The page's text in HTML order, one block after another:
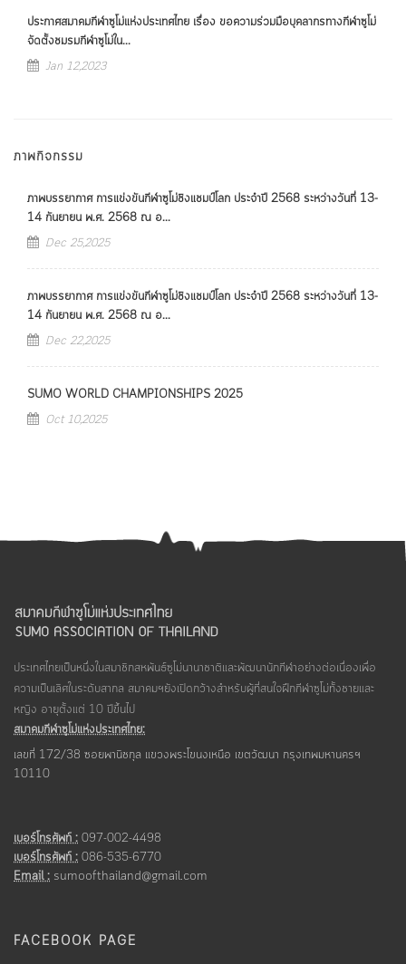
ประกาศสมาคมกีฬาซูโม่แห่งประเทศไทย เรื่อง ขอความร่วมมือบุคลากรทางกีฬาซูโม่
จัดตั้งชมรมกีฬาซูโม่ใน...
Jan 12,2023
ภาพกิจกรรม
ภาพบรรยากาศ การแข่งขันกีฬาซูโม่ชิงแชมป์โลก ประจำปี 2568 ระหว่างวันที่ 13-
14 กันยายน พ.ศ. 2568 ณ อ...
Dec 25,2025
ภาพบรรยากาศ การแข่งขันกีฬาซูโม่ชิงแชมป์โลก ประจำปี 2568 ระหว่างวันที่ 13-
14 กันยายน พ.ศ. 2568 ณ อ...
Dec 22,2025
SUMO WORLD CHAMPIONSHIPS 2025
Oct 10,2025
ประเทศไทยเป็นหนึ่งในสมาชิกสหพันธ์ซูโม่นานาชาติและพัฒนานักกีฬาอย่างต่อเนื่องเพื่อ
ความเป็นเลิศในระดับสากล สมาคมฯยังเปิดกว้างสำหรับผู้ที่สนใจฝึกกีฬาซูโม่ทั้งชายและ
หญิง อายุตั้งแต่ 10 ปีขึ้นไป
สมาคมกีฬาซูโม่แห่งประเทศไทย:
เลขที่ 172/38 ซอยพานิชกุล แขวงพระโขนงเหนือ เขตวัฒนา กรุงเทพมหานครฯ
10110
เบอร์โทรศัพท์ : 097-002-4498
เบอร์โทรศัพท์ : 086-535-6770
Email : sumoofthailand@gmail.com
FACEBOOK PAGE